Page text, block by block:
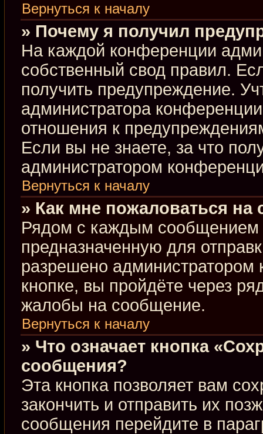
Вернуться к началу
» Почему я получил
На каждой конференции
собственный свод правил.
получить предупреждение.
администратора
отношения к
Если вы не знаете, за что
администратором
Вернуться к началу
» Как мне пожаловаться
Рядом с каждым сообщением
предназначенную для
разрешено
кнопке, вы пройдёте через
жалобы на сообщение.
Вернуться к началу
» Что означает кнопка
сообщения?
Эта кнопка позволяет вам
закончить и отправить их
сообщения перейдите в